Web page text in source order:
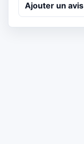
Ajouter un avis